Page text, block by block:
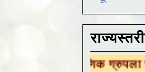
ग्रुपला जॉईन